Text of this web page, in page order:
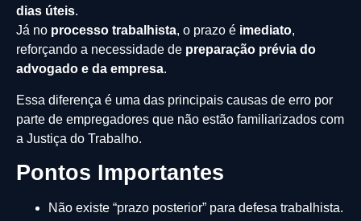
dias úteis.
Já no processo trabalhista, o prazo é imediato,
reforçando a necessidade de preparação prévia do
advogado e da empresa.
Essa diferença é uma das principais causas de erro por
parte de empregadores que não estão familiarizados com
a Justiça do Trabalho.
Pontos Importantes
Não existe “prazo posterior” para defesa trabalhista.